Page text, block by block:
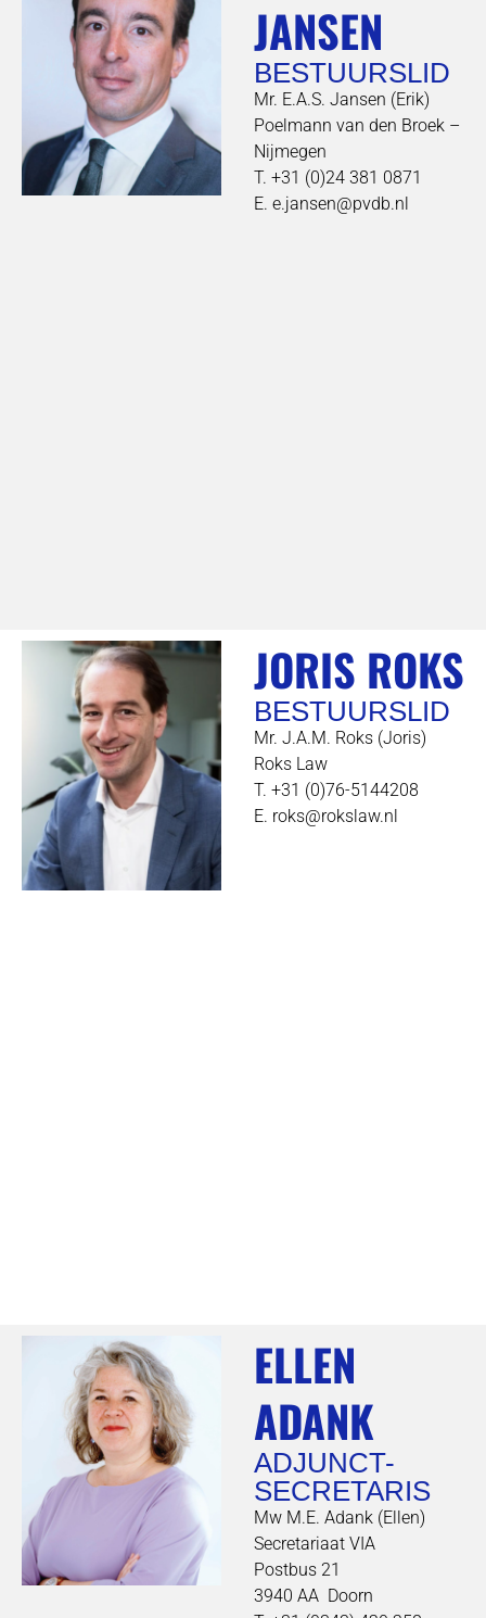
JANSEN
BESTUURSLID
Mr. E.A.S. Jansen (Erik)
Poelmann van den Broek –
Nijmegen
T. +31 (0)24 381 0871
E. e.jansen@pvdb.nl
JORIS ROKS
BESTUURSLID
Mr. J.A.M. Roks (Joris)
Roks Law
T. +31 (0)76-5144208
E. roks@rokslaw.nl
ELLEN
ADANK
ADJUNCT-
SECRETARIS
Mw M.E. Adank (Ellen)
Secretariaat VIA
Postbus 21
3940 AA Doorn